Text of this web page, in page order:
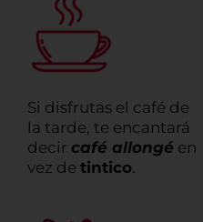
Si disfrutas el café de
la tarde, te encantará
decir café allongé en
vez de tintico.